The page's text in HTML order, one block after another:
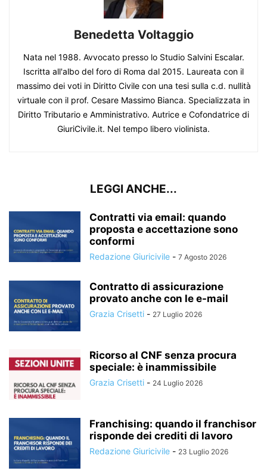
Benedetta Voltaggio
Nata nel 1988. Avvocato presso lo Studio Salvini Escalar.
Iscritta all'albo del foro di Roma dal 2015. Laureata con il
massimo dei voti in Diritto Civile con una tesi sulla c.d. nullità
virtuale con il prof. Cesare Massimo Bianca. Specializzata in
Diritto Tributario e Amministrativo. Autrice e Cofondatrice di
GiuriCivile.it. Nel tempo libero violinista.
LEGGI ANCHE...
Contratti via email: quando
proposta e accettazione sono
conformi
Redazione Giuricivile - 7 Agosto 2026
Contratto di assicurazione
provato anche con le e-mail
Grazia Crisetti - 27 Luglio 2026
Ricorso al CNF senza procura
speciale: è inammissibile
Grazia Crisetti - 24 Luglio 2026
Franchising: quando il franchisor
risponde dei crediti di lavoro
Redazione Giuricivile - 23 Luglio 2026